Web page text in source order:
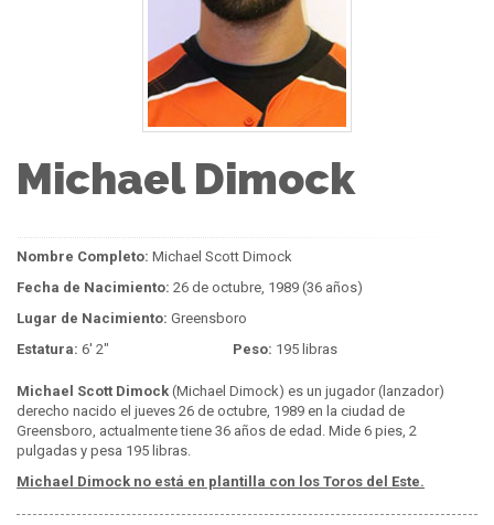
Michael Dimock
Nombre Completo: Michael Scott Dimock
Fecha de Nacimiento: 26 de octubre, 1989 (36 años)
Lugar de Nacimiento: Greensboro
Estatura: 6' 2" Peso: 195 libras
Michael Scott Dimock (Michael Dimock) es un jugador (lanzador)
derecho nacido el jueves 26 de octubre, 1989 en la ciudad de
Greensboro, actualmente tiene 36 años de edad. Mide 6 pies, 2
pulgadas y pesa 195 libras.
Michael Dimock no está en plantilla con los Toros del Este.